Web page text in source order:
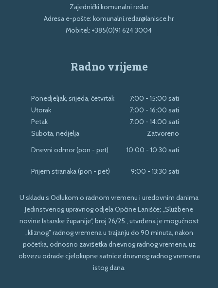
Zajednički komunalni redar
Adresa e-pošte: komunalni.redar@lanisce.hr
Mobitel: +385(0)91 624 3004
Radno vrijeme
Ponedjeljak, srijeda, četvrtak
7:00 - 15:00 sati
Utorak
7:00 - 16:00 sati
Petak
7:00 - 14:00 sati
Subota, nedjelja
Zatvoreno
Dnevni odmor (pon - pet)
10:00 - 10:30 sati
Prijem stranaka (pon - pet) 9:00 - 13:30 sati
U skladu s Odlukom o radnom vremenu i uredovnim danima
Jedinstvenog upravnog odjela Općine Lanišće; „Službene
novine Istarske županije“, broj 26/25., utvrđena je mogućnost
„kliznog” radnog vremena u trajanju do 90 minuta, nakon
početka, odnosno završetka dnevnog radnog vremena, uz
obvezu odrade cjelokupne satnice dnevnog radnog vremena
istog dana.